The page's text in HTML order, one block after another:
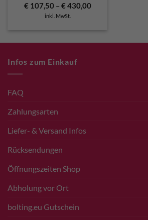
€107,50– €430,00
inkl. MwSt.
Infos zum Einkauf
FAQ
Zahlungsarten
Liefer- & Versand Infos
Rücksendungen
Öffnungszeiten Shop
Abholung vor Ort
bolting.eu Gutschein